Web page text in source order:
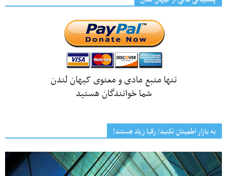
تنها منبع مادی و معنوی کیهان لندن
شما خوانندگان هستید
به بازار اطمینان نکنید؛ رقبا زیاد هستند!